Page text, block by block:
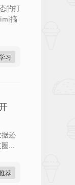
的打
搞
习
还
...
荐